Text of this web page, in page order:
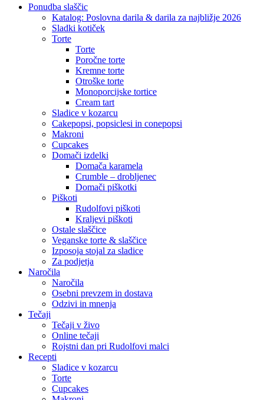
Close
Ponudba slaščic
Katalog: Poslovna darila & darila za najbližje 2026
Sladki kotiček
Torte
Torte
Poročne torte
Kremne torte
Otroške torte
Monoporcijske tortice
Cream tart
Sladice v kozarcu
Cakepopsi, popsiclesi in conepopsi
Makroni
Cupcakes
Domači izdelki
Domača karamela
Crumble – drobljenec
Domači piškotki
Piškoti
Rudolfovi piškoti
Kraljevi piškoti
Ostale slaščice
Veganske torte & slaščice
Izposoja stojal za sladice
Za podjetja
Naročila
Naročila
Osebni prevzem in dostava
Odzivi in mnenja
Tečaji
Tečaji v živo
Online tečaji
Rojstni dan pri Rudolfovi malci
Recepti
Sladice v kozarcu
Torte
Cupcakes